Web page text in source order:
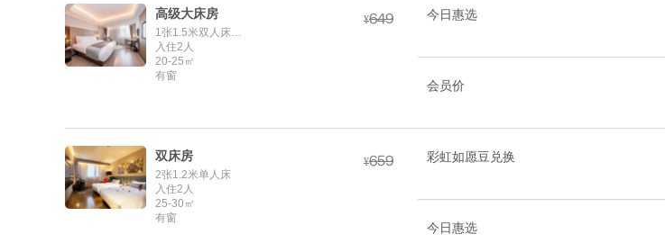
高级大床房
1张1.5米双人床【或】1.8米双人床
入住2人
20-25㎡
有窗
¥ 今日惠选
会员价
双床房
2张1.2米单人床
入住2人
25-30㎡
有窗
¥ 彩虹如愿豆兑换
今日惠选